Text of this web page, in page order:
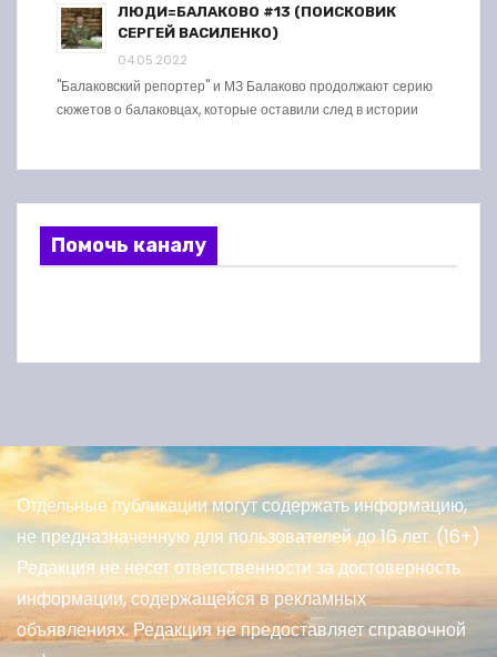
ЛЮДИ=БАЛАКОВО #13 (ПОИСКОВИК
СЕРГЕЙ ВАСИЛЕНКО)
04.05.2022
"Балаковский репортер" и МЗ Балаково продолжают серию
сюжетов о балаковцах, которые оставили след в истории
Помочь каналу
Отдельные публикации могут содержать информацию,
не предназначенную для пользователей до 16 лет. (16+)
Редакция не несет ответственности за достоверность
информации, содержащейся в рекламных
объявлениях. Редакция не предоставляет справочной